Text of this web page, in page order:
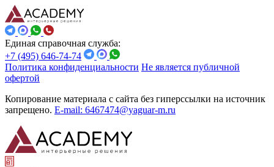
Единая справочная служба:
+7 (495) 646-74-74
Политика конфиденциальности Не является публичной
офертой
Копирование материала с сайта без гиперссылки на источник
запрещено. E-mail: 6467474@yaguar-m.ru